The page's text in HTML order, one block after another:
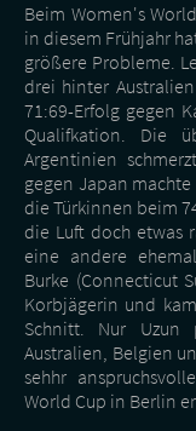
Beim Women's
in diesem Frühjahr
größere Probleme.
drei hinter
71:69-Erfolg gegen
Qualifkation. Die
Argentinien
gegen Japan
die Türkinnen beim
die Luft doch etwas
eine andere
Burke (Connecticut
Korbjägerin und
Schnitt. Nur Uzun
Australien, Belgien
sehhr
World Cup in Berlin